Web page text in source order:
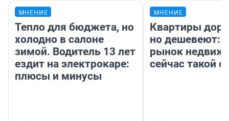
МНЕНИЕ
Тепло для бюджета, но
холодно в салоне
зимой. Водитель 13 лет
ездит на электрокаре:
плюсы и минусы
МНЕНИЕ
Квартиры
но дешевеют:
рынок
сейчас такой